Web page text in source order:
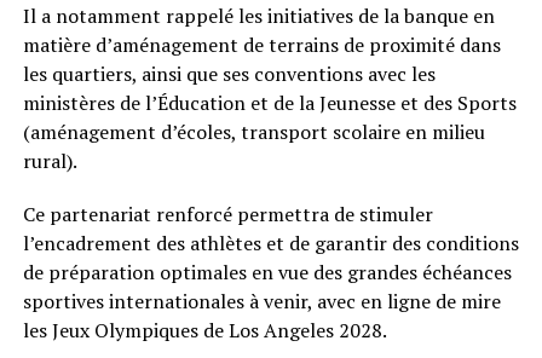
Il a notamment rappelé les initiatives de la banque en
matière d’aménagement de terrains de proximité dans
les quartiers, ainsi que ses conventions avec les
ministères de l’Éducation et de la Jeunesse et des Sports
(aménagement d’écoles, transport scolaire en milieu
rural).
Ce partenariat renforcé permettra de stimuler
l’encadrement des athlètes et de garantir des conditions
de préparation optimales en vue des grandes échéances
sportives internationales à venir, avec en ligne de mire
les Jeux Olympiques de Los Angeles 2028.